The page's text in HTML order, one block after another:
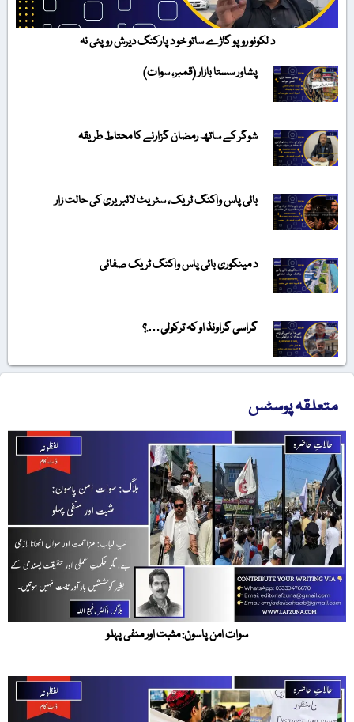
د لکونو روپو گاڑے ساتو خو د پارکنگ دیرش روپئی نہ
پشاور سستا بازار (قمبر، سوات)
شوگر کے ساتھ رمضان گزارنے کا محتاط طریقہ
بائی پاس واکنگ ٹریک، سٹریٹ لائبریری کی حالت زار
د مینگوری بائی پاس واکنگ ٹریک صفائی
گراسی گراونڈ او کہ ترکولی….؟
متعلقہ پوسٹس
سوات امن پاسون: مثبت اور منفی پہلو